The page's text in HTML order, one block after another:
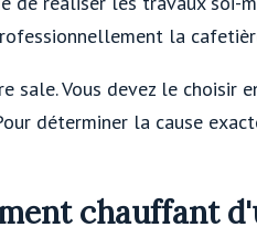
la
sale. Vous devez le
déterminer la cause
chauffant